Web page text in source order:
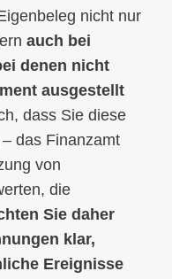
nicht nur
auch bei
denen nicht
ausgestellt
dass Sie diese
das Finanzamt
von
die
Sie daher
klar,
Ereignisse